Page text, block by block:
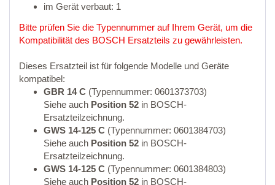
im Gerät verbaut: 1
Bitte prüfen Sie die Typennummer auf Ihrem Gerät, um die
Kompatibilität des BOSCH Ersatzteils zu gewährleisten.
Dieses Ersatzteil ist für folgende Modelle und Geräte
kompatibel:
GBR 14 C (Typennummer: 0601373703)
Siehe auch Position 52 in BOSCH-
Ersatzteilzeichnung.
GWS 14-125 C (Typennummer: 0601384703)
Siehe auch Position 52 in BOSCH-
Ersatzteilzeichnung.
GWS 14-125 C (Typennummer: 0601384803)
Siehe auch Position 52 in BOSCH-